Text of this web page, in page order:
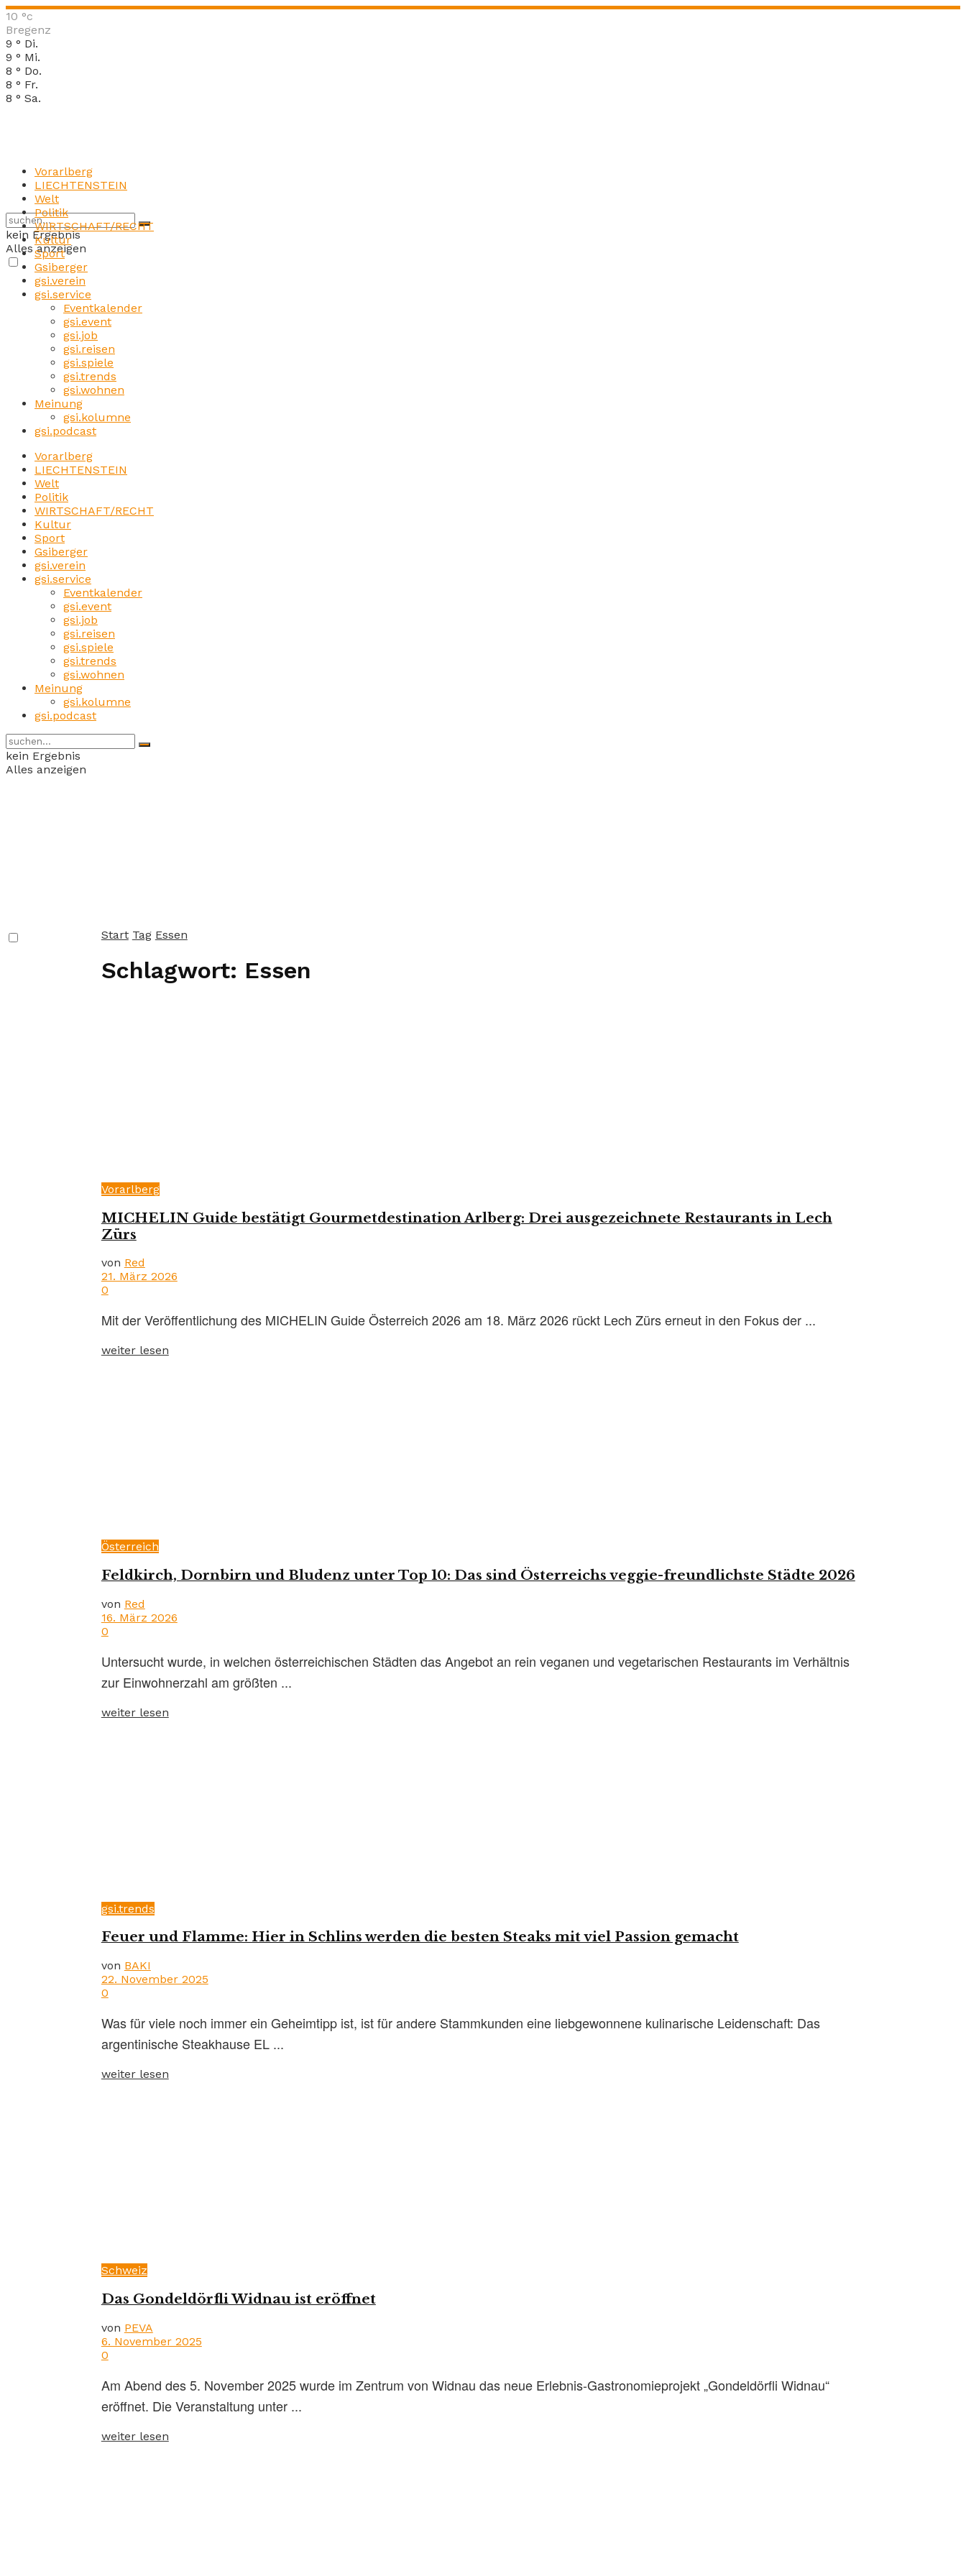
10 °c
Bregenz
9 ° Di.
9 ° Mi.
8 ° Do.
8 ° Fr.
8 ° Sa.
kein Ergebnis
Alles anzeigen
Vorarlberg
LIECHTENSTEIN
Welt
Politik
WIRTSCHAFT/RECHT
Kultur
Sport
Gsiberger
gsi.verein
gsi.service
Eventkalender
gsi.event
gsi.job
gsi.reisen
gsi.spiele
gsi.trends
gsi.wohnen
Meinung
gsi.kolumne
gsi.podcast
Vorarlberg
LIECHTENSTEIN
Welt
Politik
WIRTSCHAFT/RECHT
Kultur
Sport
Gsiberger
gsi.verein
gsi.service
Eventkalender
gsi.event
gsi.job
gsi.reisen
gsi.spiele
gsi.trends
gsi.wohnen
Meinung
gsi.kolumne
gsi.podcast
kein Ergebnis
Alles anzeigen
Start Tag Essen
Schlagwort: Essen
Vorarlberg
MICHELIN Guide bestätigt Gourmetdestination Arlberg: Drei ausgezeichnete Restaurants in Lech
Zürs
von Red
21. März 2026
0
Mit der Veröffentlichung des MICHELIN Guide Österreich 2026 am 18. März 2026 rückt Lech Zürs erneut in den Fokus der ...
weiter lesen
Österreich
Feldkirch, Dornbirn und Bludenz unter Top 10: Das sind Österreichs veggie-freundlichste Städte 2026
von Red
16. März 2026
0
Untersucht wurde, in welchen österreichischen Städten das Angebot an rein veganen und vegetarischen Restaurants im Verhältnis
zur Einwohnerzahl am größten ...
weiter lesen
gsi.trends
Feuer und Flamme: Hier in Schlins werden die besten Steaks mit viel Passion gemacht
von BAKI
22. November 2025
0
Was für viele noch immer ein Geheimtipp ist, ist für andere Stammkunden eine liebgewonnene kulinarische Leidenschaft: Das
argentinische Steakhause EL ...
weiter lesen
Schweiz
Das Gondeldörfli Widnau ist eröffnet
von PEVA
6. November 2025
0
Am Abend des 5. November 2025 wurde im Zentrum von Widnau das neue Erlebnis-Gastronomie­projekt „Gondeldörfli Widnau“
eröffnet. Die Veranstaltung unter ...
weiter lesen